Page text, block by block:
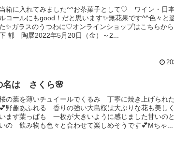
箱に入れてみました^^お茶菓子として♡ ワイン・日
コールにもgood！だと思います✨無花果です^^色々と
✨ガラスのうつわに♡オンラインショップはこちらか
郁 陶展2022年5月20日（金）～2...
名は さくら🌸
の葉を薄いチュイールでくるみ 丁寧に焼き上げられ
野趣あふれる 香りの強い大島桜は大ぶりな花も美し
ます葉っぱも 一枚が大きいように感じました甘いの
の 飲み物も色々と合わせて楽しめそうです💕Mちゃ...